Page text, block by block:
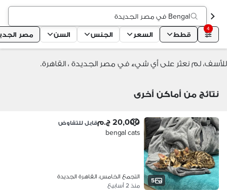
Bengal في مصر الجديدة
4
قطط السعر الجنس السن مصر
للأسف، لم نعثر على أي شيء في مصر الجديدة ، القاهرة.
نتائج من أماكن أخرى
5
20,000 ج.م قابل للتفاوض
bengal cats
التجمع الخامس، القاهرة الجديدة
منذ 2 أسابيع